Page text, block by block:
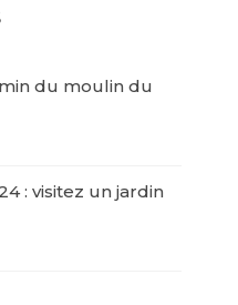
du moulin du
: visitez un jardin